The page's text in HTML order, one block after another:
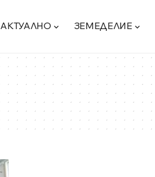
АКТУАЛНО ЗЕМЕДЕЛИЕ